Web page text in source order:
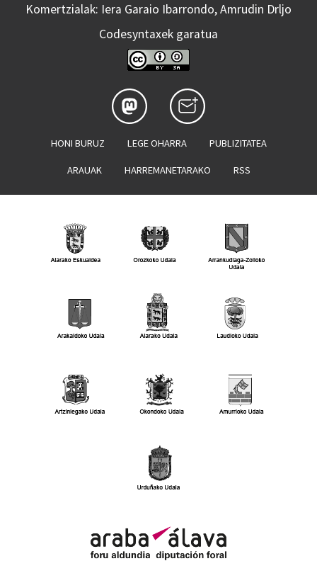
Komertzialak: Iera Garaio Ibarrondo, Amrudin Drljo
Codesyntaxek garatua
HONI BURUZ LEGE OHARRA PUBLIZITATEA
ARAUAK HARREMANETARAKO RSS